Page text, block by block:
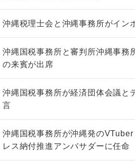
沖縄税理士会と沖縄事務所がイン
沖縄国税事務所と審判所沖縄事務
の来賓が出席
沖縄国税事務所が経済団体会議と
言
沖縄国税事務所が沖縄発の
レス納付推進アンバサダーに任命
非上
税込